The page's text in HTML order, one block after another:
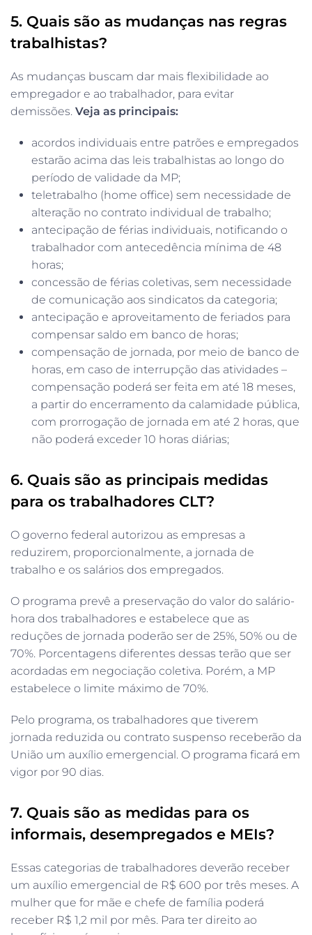
5. Quais são as mudanças nas regras
trabalhistas?
As mudanças buscam dar mais flexibilidade ao
empregador e ao trabalhador, para evitar
demissões. Veja as principais:
acordos individuais entre patrões e empregados
estarão acima das leis trabalhistas ao longo do
período de validade da MP;
teletrabalho (home office) sem necessidade de
alteração no contrato individual de trabalho;
antecipação de férias individuais, notificando o
trabalhador com antecedência mínima de 48
horas;
concessão de férias coletivas, sem necessidade
de comunicação aos sindicatos da categoria;
antecipação e aproveitamento de feriados para
compensar saldo em banco de horas;
compensação de jornada, por meio de banco de
horas, em caso de interrupção das atividades –
compensação poderá ser feita em até 18 meses,
a partir do encerramento da calamidade pública,
com prorrogação de jornada em até 2 horas, que
não poderá exceder 10 horas diárias;
6. Quais são as principais medidas
para os trabalhadores CLT?
O governo federal autorizou as empresas a
reduzirem, proporcionalmente, a jornada de
trabalho e os salários dos empregados.
O programa prevê a preservação do valor do salário-
hora dos trabalhadores e estabelece que as
reduções de jornada poderão ser de 25%, 50% ou de
70%. Porcentagens diferentes dessas terão que ser
acordadas em negociação coletiva. Porém, a MP
estabelece o limite máximo de 70%.
Pelo programa, os trabalhadores que tiverem
jornada reduzida ou contrato suspenso receberão da
União um auxílio emergencial. O programa ficará em
vigor por 90 dias.
7. Quais são as medidas para os
informais, desempregados e MEIs?
Essas categorias de trabalhadores deverão receber
um auxílio emergencial de R$ 600 por três meses. A
mulher que for mãe e chefe de família poderá
receber R$ 1,2 mil por mês. Para ter direito ao